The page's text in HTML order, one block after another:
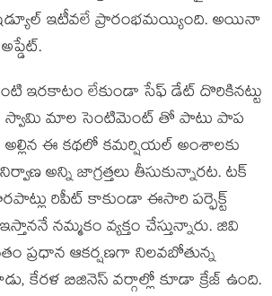
ఇటీవలే ప్రారంభమయ్యింది. అయినా
ఇరకాటం లేకుండా సేఫ్ డేట్ దొరికినట్టు
స్వామి మాల సెంటిమెంట్ తో పాటు పాప
ఈ కథలో కమర్షియల్ అంశాలకు
అన్ని జాగ్రత్తలు తీసుకున్నారట. టక్
రిపీట్ కాకుండా ఈసారి పర్ఫెక్ట్
నమ్మకం వ్యక్తం చేస్తున్నారు. జివి
ప్రధాన ఆకర్షణగా నిలవబోతున్న
కేరళ బిజినెస్ వర్గాల్లో కూడా క్రేజ్ ఉంది.